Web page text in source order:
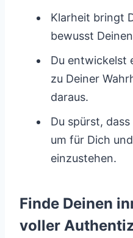
Klarheit bringt
bewusst
Du entwickelst
zu Deiner
daraus.
Du spürst,
um für Dich
einzustehen.
Finde Deinen
voller